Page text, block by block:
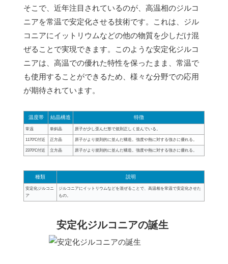
そこで、近年注目されているのが、高温相のジルコ
ニアを常温で安定化させる技術です。これは、ジル
コニアにイットリウムなどの他の物質を少しだけ混
ぜることで実現できます。このような安定化ジルコ
ニアは、高温での優れた特性を保ったまま、常温で
も使用することができるため、様々な分野での応用
が期待されています。
温度帯 結晶構造 特徴
常温 単斜晶 原子が少し歪んだ形で規則正しく並んでいる。
1170℃付近 正方晶 原子がより規則的に並んだ構造。強度や熱に対する強さに優れる。
2370℃付近 立方晶 原子がより規則的に並んだ構造。強度や熱に対する強さに優れる。
種類 説明
安定化ジルコニ
ア
ジルコニアにイットリウムなどを混ぜることで、高温相を常温で安定化させた
もの。
安定化ジルコニアの誕生